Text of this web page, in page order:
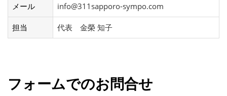
メール info@311sapporo-sympo.com
担当 代表 金榮 知子
フォームでのお問合せ